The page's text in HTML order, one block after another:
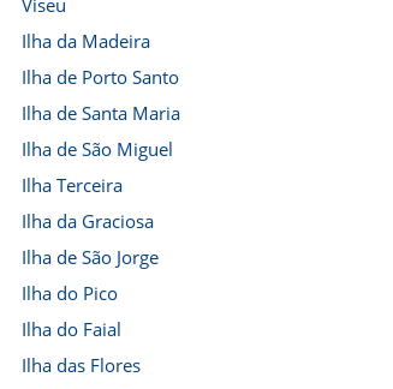
Viseu
Ilha da Madeira
Ilha de Porto Santo
Ilha de Santa Maria
Ilha de São Miguel
Ilha Terceira
Ilha da Graciosa
Ilha de São Jorge
Ilha do Pico
Ilha do Faial
Ilha das Flores